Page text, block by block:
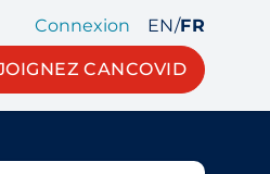
Connexion EN/FR
CANCOVID